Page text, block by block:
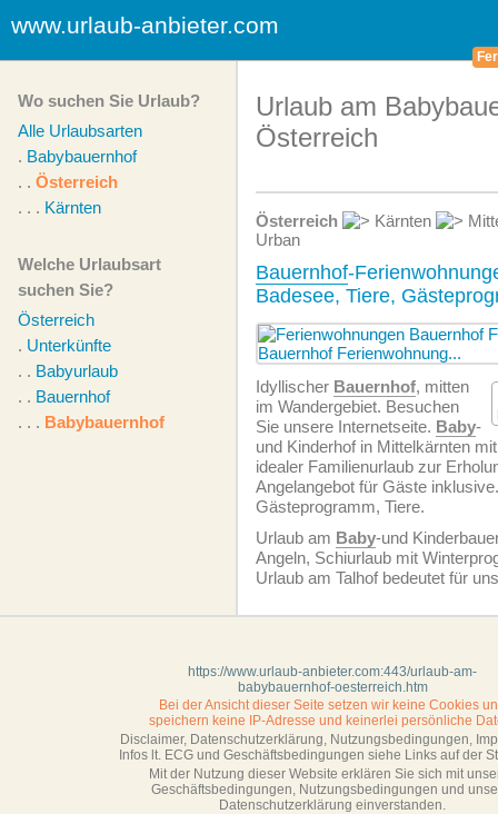
www.urlaub-anbieter.com
Wo suchen Sie Urlaub?
Alle Urlaubsarten
. Babybauernhof
. . Österreich
. . . Kärnten
Welche Urlaubsart
suchen Sie?
Österreich
. Unterkünfte
. . Babyurlaub
. . Bauernhof
. . . Babybauernhof
Urlaub am
Österreich
Österreich Kärnten
Urban
Bauernhof-
Badesee, Tiere,
Idyllischer Bauernhof, mitten
im Wandergebiet. Besuchen
Sie unsere Internetseite. Baby-
und Kinderhof in Mittelkärnten
idealer Familienurlaub zur
Angelangebot für Gäste
Gästeprogramm, Tiere.
Urlaub am Baby-und
Angeln, Schiurlaub mit
Urlaub am Talhof bedeutet für
https://www.urlaub-anbieter.com:443/urlaub-am-
babybauernhof-oesterreich.htm
Bei der Ansicht dieser Seite setzen wir keine Cookies
speichern keine IP-Adresse und keinerlei persönliche
Disclaimer, Datenschutzerklärung, Nutzungsbedingungen,
Infos lt. ECG und Geschäftsbedingungen siehe Links auf der
Mit der Nutzung dieser Website erklären Sie sich mit
Geschäftsbedin­gungen, Nutzungsbedingungen und
Datenschutzerklärung einverstanden.